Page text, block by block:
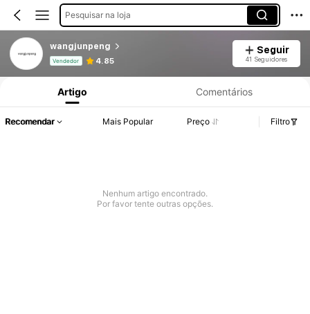
Pesquisar na loja
wangjunpeng
Vendedor 4.85
Seguir
41 Seguidores
Informações do Produto: Divulgação de Preço, Vendas e Detalhes de Stock.
Artigo Comentários
Recomendar Mais Popular Preço Filtro
Nenhum artigo encontrado.
Por favor tente outras opções.